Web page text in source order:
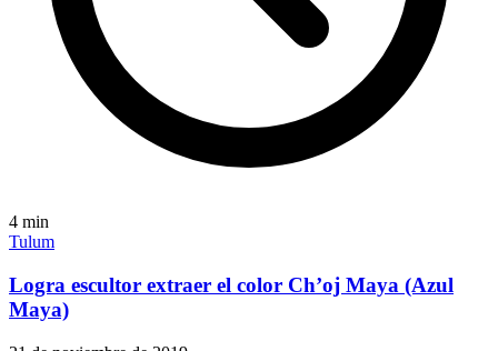
4 min
Tulum
Logra escultor extraer el color Ch’oj Maya (Azul
Maya)